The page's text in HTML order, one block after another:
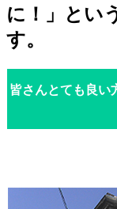
に！」とい
す。
皆さんとても良い